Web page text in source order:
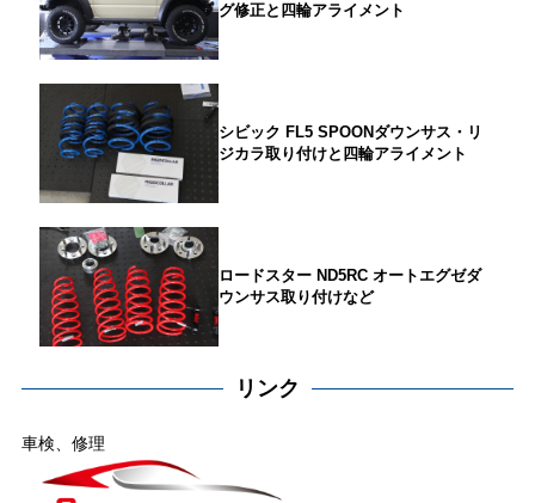
グ修正と四輪アライメント
シビック FL5 SPOONダウンサス・リ
ジカラ取り付けと四輪アライメント
ロードスター ND5RC オートエグゼダ
ウンサス取り付けなど
リンク
車検、修理